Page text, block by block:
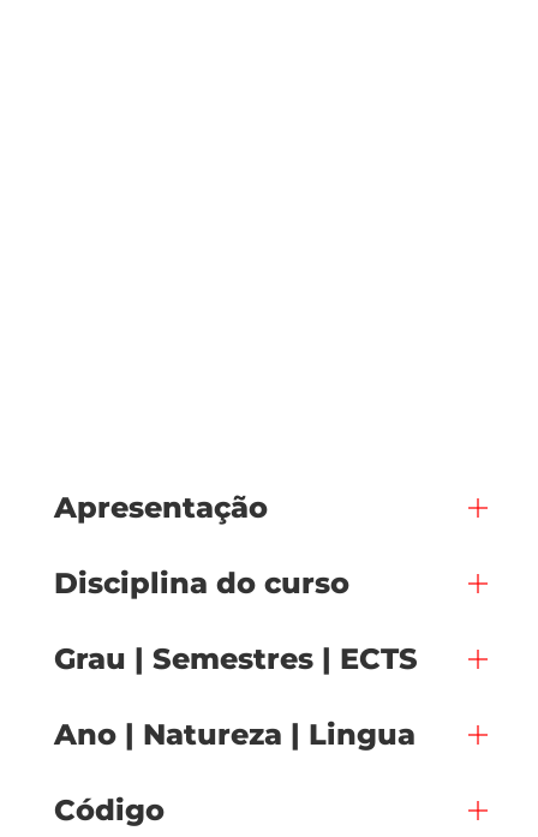
Apresentação
Disciplina do curso
Grau | Semestres | ECTS
Ano | Natureza | Lingua
Código